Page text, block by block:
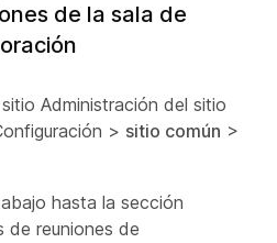
de la sala de
Administración del sitio
> sitio común >
hasta la sección
de reuniones de